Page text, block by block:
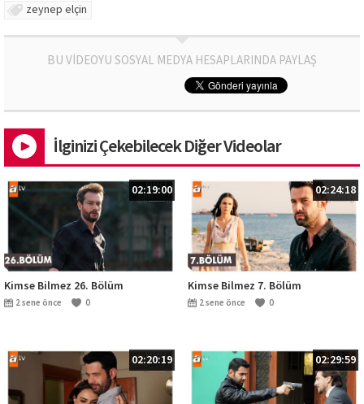
zeynep elçin
BU VİDEOYU SOSYAL MEDYA HESAPLARINDA PAYLAŞ
İlginizi Çekebilecek Diğer Videolar
02:19:00
Kimse Bilmez 26. Bölüm
2 sene önce 0
02:24:18
Kimse Bilmez 7. Bölüm
2 sene önce 0
02:20:19 02:29:59